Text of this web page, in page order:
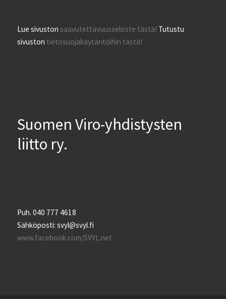
Lue sivustonsaavutettavuusseloste tästä! Tutustu
sivuston tietosuojakäytäntöihin tästä!
Suomen Viro-yhdistysten
liitto ry.
Puh. 040 777 4618
Sähköposti: svyl@svyl.fi
www.facebook.com/SVYL.net